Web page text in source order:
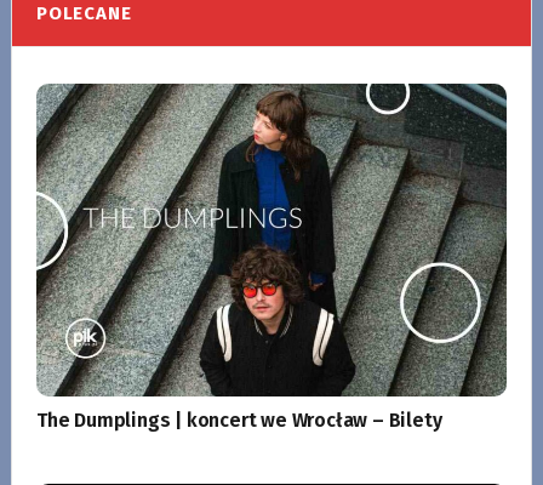
POLECANE
The Dumplings | koncert we Wrocław – Bilety